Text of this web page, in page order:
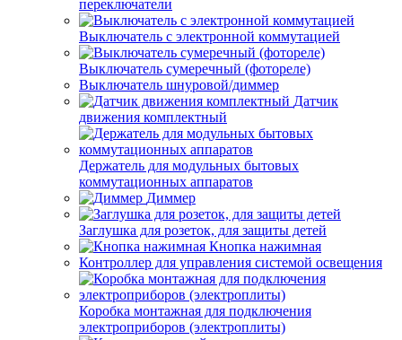
переключатели
Выключатель с электронной коммутацией
Выключатель сумеречный (фотореле)
Выключатель шнуровой/диммер
Датчик
движения комплектный
Держатель для модульных бытовых
коммутационных аппаратов
Диммер
Заглушка для розеток, для защиты детей
Кнопка нажимная
Контроллер для управления системой освещения
Коробка монтажная для подключения
электроприборов (электроплиты)